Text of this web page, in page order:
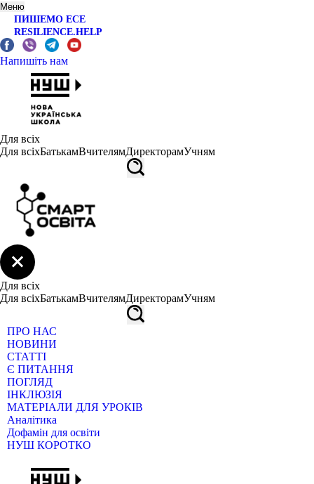
Меню
ПИШЕМО ЕСЕ
RESILIENCE.HELP
Напишіть нам
Для всіх
Для всіхБатькамВчителямДиректорамУчням
Для всіх
Для всіхБатькамВчителямДиректорамУчням
ПРО НАС
НОВИНИ
СТАТТІ
Є ПИТАННЯ
ПОГЛЯД
ІНКЛЮЗІЯ
МАТЕРІАЛИ ДЛЯ УРОКІВ
Аналітика
Дофамін для освіти
НУШ КОРОТКО